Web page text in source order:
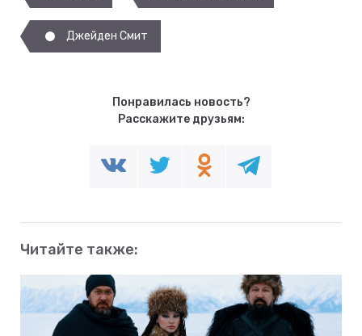
Джейден Смит
Понравилась новость?
Расскажите друзьям:
Читайте также: